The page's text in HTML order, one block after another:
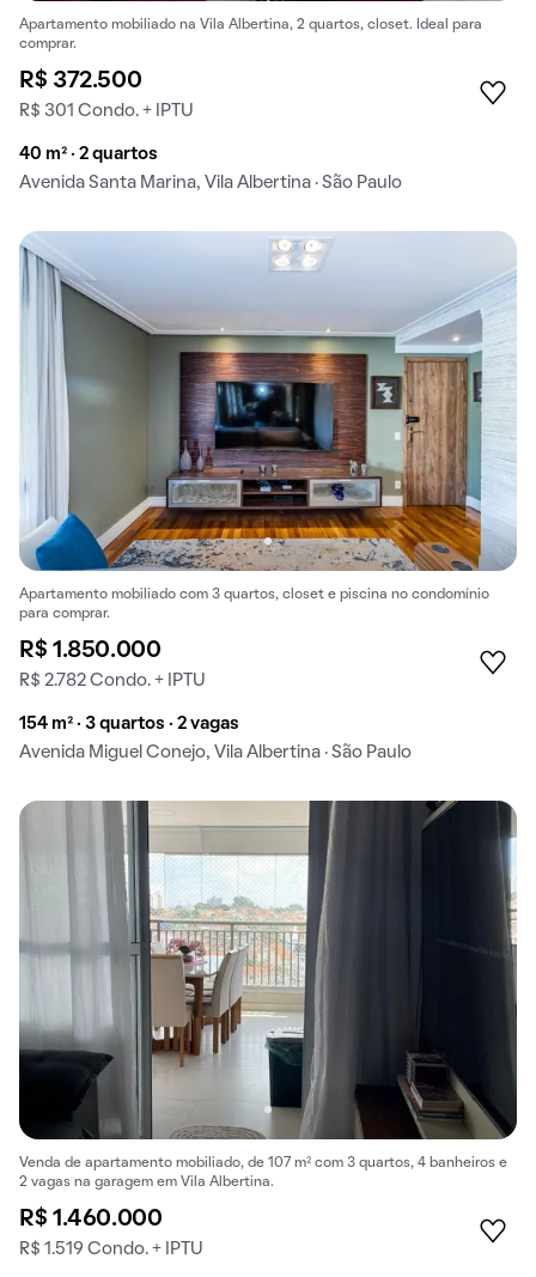
Apartamento mobiliado na Vila Albertina, 2 quartos, closet. Ideal para
comprar.
R$ 372.500
R$ 301 Condo. + IPTU
40 m² · 2 quartos
Avenida Santa Marina, Vila Albertina · São Paulo
Apartamento mobiliado com 3 quartos, closet e piscina no condomínio
para comprar.
R$ 1.850.000
R$ 2.782 Condo. + IPTU
154 m² · 3 quartos · 2 vagas
Avenida Miguel Conejo, Vila Albertina · São Paulo
Venda de apartamento mobiliado, de 107 m² com 3 quartos, 4 banheiros e
2 vagas na garagem em Vila Albertina.
R$ 1.460.000
R$ 1.519 Condo. + IPTU